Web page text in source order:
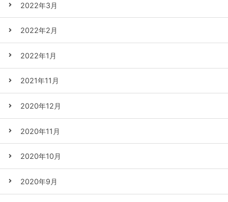
2022年3月
2022年2月
2022年1月
2021年11月
2020年12月
2020年11月
2020年10月
2020年9月